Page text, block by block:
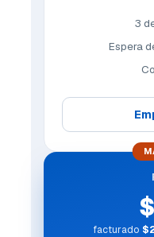
3
Espera
facturado